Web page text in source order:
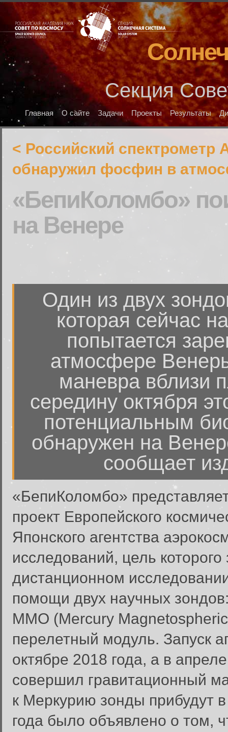
Секция
Главная О сайте Задачи Проекты Результаты
< Российский спектрометр
обнаружил фосфин в
«БепиКоломбо»
на Венере
Один из двух
которая сейчас
попытается
атмосфере
маневра вблизи
середину октября
потенциальным
обнаружен на
сообщает
«БепиКоломбо»
проект Европейского
Японского агентства
исследований, цель которого
дистанционном
помощи двух научных
MMO (Mercury
перелетный модуль. Запуск
октябре 2018 года, а в
совершил гравитационный
к Меркурию зонды прибудут
года было объявлено о том,